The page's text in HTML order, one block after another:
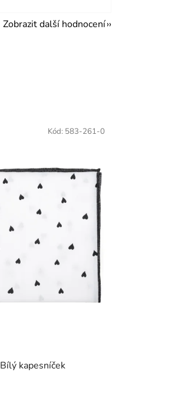
Zobrazit další hodnocení
Bílý kapesníček
Kód: 583-261-0